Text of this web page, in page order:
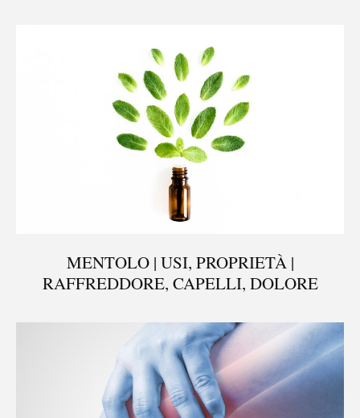
MENTOLO | USI, PROPRIETÀ |
RAFFREDDORE, CAPELLI, DOLORE